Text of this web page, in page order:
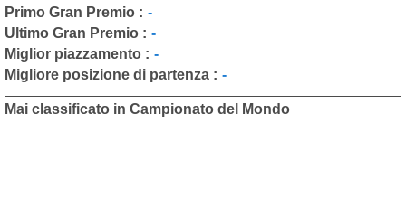
Primo Gran Premio : -
Ultimo Gran Premio : -
Miglior piazzamento : -
Migliore posizione di partenza : -
Mai classificato in Campionato del Mondo